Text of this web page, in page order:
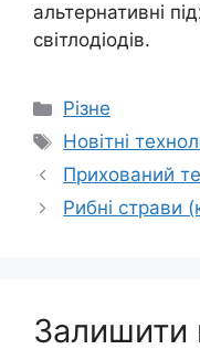
альтернативні
світлодіодів.
Категорії
Різне
Позначки
Новітні
Прихований
Рибні страви
Залишити